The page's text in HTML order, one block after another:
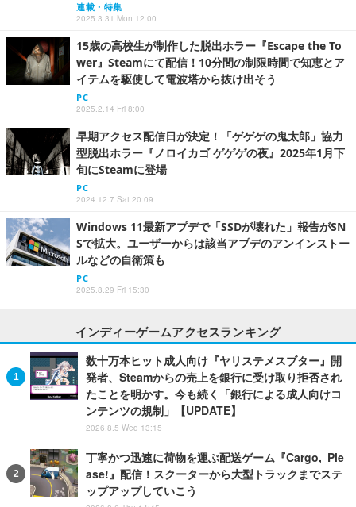
連載・特集
2025.3.31 Mon 12:00
15歳の高校生が制作した脱出ホラー『Escape the To
wer』Steamにて配信！10分間の制限時間で知恵とア
イテムを駆使して電波塔から抜け出そう
PC
2025.2.14 Fri 8:00
早期アクセス配信日が決定！「ゲゲゲの鬼太郎」協力
型脱出ホラー『ノロイカゴ ゲゲゲの夜』2025年1月下
旬にSteamに登場
PC
2024.12.7 Sat 20:09
Windows 11最新アプデで「SSDが壊れた」報告がSN
Sで拡大。ユーザーからは該当アプデのアンインストー
ルなどの自衛策も
PC
2025.8.29 Fri 15:30
インディーゲームアクセスランキング
数十万本ヒット成人向け『ヤリステメスブター』開
発者、Steamからの売上を銀行に受け取り拒否され
たことを明かす。今も続く「銀行による成人向けコ
ンテンツの規制」【UPDATE】
2026.8.5 Wed 13:15
丁寧かつ迅速に荷物を運ぶ配送ゲーム『Cargo, Ple
ase!』配信！スクーターから大型トラックまでステ
ップアップしていこう